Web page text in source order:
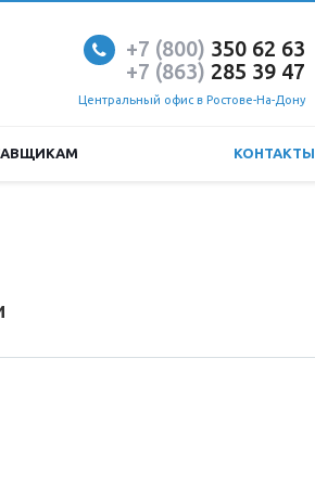
+7 (800) 350 62 63
+7 (863) 285 39 47
Центральный офис в Ростове-На-Дону
КОНТАКТЫ